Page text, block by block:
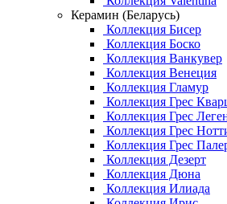
Керамин (Беларусь)
Коллекция Бисер
Коллекция Боско
Коллекция Ванкувер
Коллекция Венеция
Коллекция Гламур
Коллекция Грес
Коллекция Грес
Коллекция Грес
Коллекция Грес
Коллекция Дезерт
Коллекция Дюна
Коллекция Илиада